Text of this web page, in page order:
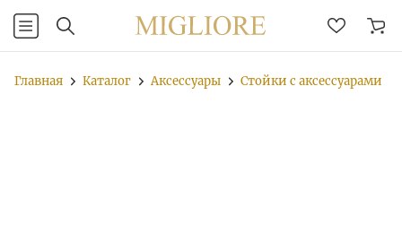
Главная Каталог Аксессуары Стойки с аксессуарами